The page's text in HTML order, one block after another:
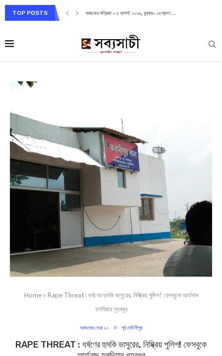
TOP POSTS আজকের পত্রিকা – ৫ আগস্ট ২০২৬, বুধবার– ১৯শ্রাবণ...
Home» Rape Threat : ধর্ষণের হুমকি ভাসুরের, নিষ্ক্রিয় পুলিশ! ফেসবুকে আর্তনাদ
হলদিয়ার গৃহবধূর
আজকের সেরা ১০ পূর্ব মেদিনীপুর
RAPE THREAT : ধর্ষণের হুমকি ভাসুরের, নিষ্ক্রিয় পুলিশ! ফেসবুকে